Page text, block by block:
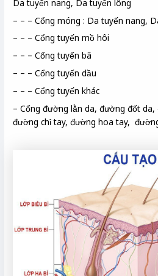
Da tuyến nang, Da tuyến lông
– – – Cổng móng : Da tuyến nang,
– – – Cổng tuyến mồ hôi
– – – Cổng tuyến bã
– – – Cổng tuyến dầu
– – – Cổng tuyến khác
– Cổng đường lằn da, đường đốt
đường chỉ tay, đường hoa tay,